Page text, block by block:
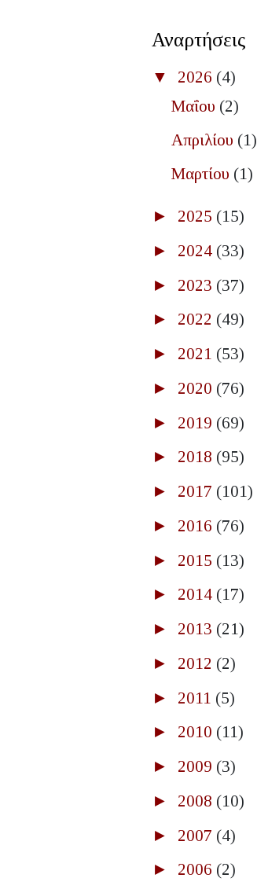
Αναρτήσεις
▼ 2026 (4)
Μαΐου (2)
Απριλίου (1)
Μαρτίου (1)
► 2025 (15)
► 2024 (33)
► 2023 (37)
► 2022 (49)
► 2021 (53)
► 2020 (76)
► 2019 (69)
► 2018 (95)
► 2017 (101)
► 2016 (76)
► 2015 (13)
► 2014 (17)
► 2013 (21)
► 2012 (2)
► 2011 (5)
► 2010 (11)
► 2009 (3)
► 2008 (10)
► 2007 (4)
► 2006 (2)